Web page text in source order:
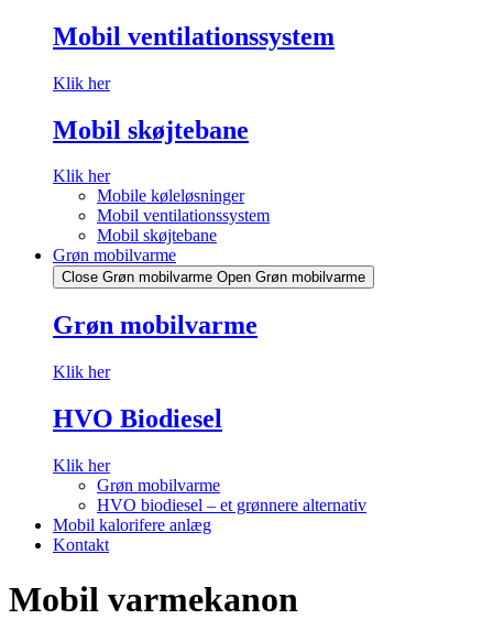
Mobil ventilationssystem
Klik her
Mobil skøjtebane
Klik her
Mobile køleløsninger
Mobil ventilationssystem
Mobil skøjtebane
Grøn mobilvarme
Close Grøn mobilvarme Open Grøn mobilvarme
Grøn mobilvarme
Klik her
HVO Biodiesel
Klik her
Grøn mobilvarme
HVO biodiesel – et grønnere alternativ
Mobil kalorifere anlæg
Kontakt
Mobil varmekanon